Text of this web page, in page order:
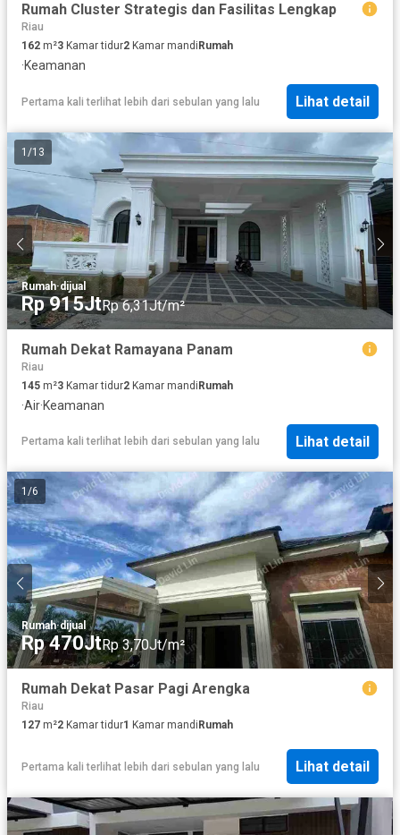
Rumah Cluster Strategis dan Fasilitas Lengkap
Riau
162 m²3 Kamar tidur2 Kamar mandi Rumah
·Keamanan
Pertama kali terlihat lebih dari sebulan yang lalu Lihat detail
1 /13
Rumah·dijual
Rp 915JtRp 6,31Jt/m²
Rumah Dekat Ramayana Panam
Riau
145 m²3 Kamar tidur2 Kamar mandiRumah
·Air·Keamanan
Pertama kali terlihat lebih dari sebulan yang lalu Lihat detail
1 /6
Rumah·dijual
Rp 470JtRp 3,70Jt/m²
Rumah Dekat Pasar Pagi Arengka
Riau
127 m²2 Kamar tidur1 Kamar mandi Rumah
Pertama kali terlihat lebih dari sebulan yang lalu Lihat detail